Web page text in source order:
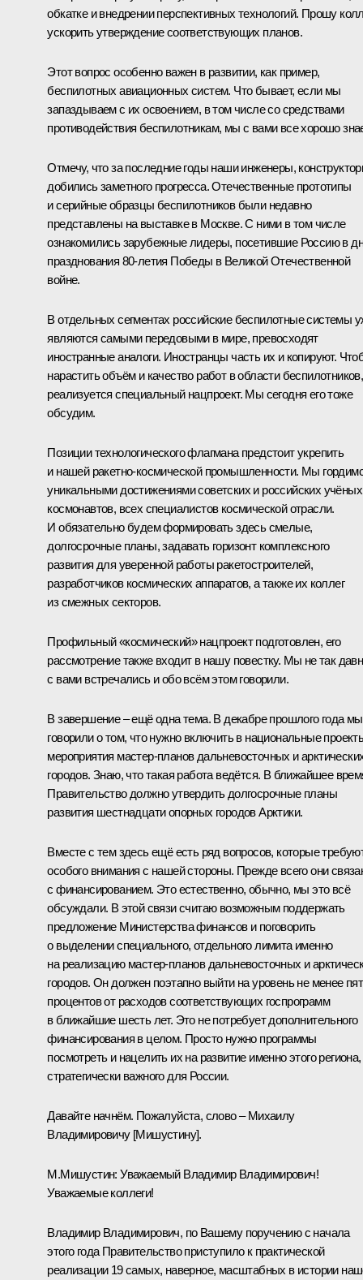
обкатке и внедрении перспективных технологий. Прошу
ускорить утверждение соответствующих планов.
Этот вопрос особенно важен в развитии, как пример,
беспилотных авиационных систем. Что бывает, если мы
запаздываем с их освоением, в том числе со средствами
противодействия беспилотникам, мы с вами все хорошо
Отмечу, что за последние годы наши инженеры,
добились заметного прогресса. Отечественные прототипы
и серийные образцы беспилотников были недавно
представлены на выставке в Москве. С ними в том числе
ознакомились зарубежные лидеры, посетившие Россию в
празднования 80-летия Победы в Великой Отечественной
войне.
В отдельных сегментах российские беспилотные системы
являются самыми передовыми в мире, превосходят
иностранные аналоги. Иностранцы часть их и копируют.
нарастить объём и качество работ в области беспилотников,
реализуется специальный нацпроект. Мы сегодня его тоже
обсудим.
Позиции технологического флагмана предстоит укрепить
и нашей ракетно-космической промышленности. Мы
уникальными достижениями советских и российских
космонавтов, всех специалистов космической отрасли.
И обязательно будем формировать здесь смелые,
долгосрочные планы, задавать горизонт комплексного
развития для уверенной работы ракетостроителей,
разработчиков космических аппаратов, а также их коллег
из смежных секторов.
Профильный «космический» нацпроект подготовлен, его
рассмотрение также входит в нашу повестку. Мы не так
с вами встречались и обо всём этом говорили.
В завершение – ещё одна тема. В декабре прошлого года мы
говорили о том, что нужно включить в национальные
мероприятия мастер-планов дальневосточных и
городов. Знаю, что такая работа ведётся. В ближайшее
Правительство должно утвердить долгосрочные планы
развития шестнадцати опорных городов Арктики.
Вместе с тем здесь ещё есть ряд вопросов, которые
особого внимания с нашей стороны. Прежде всего они
с финансированием. Это естественно, обычно, мы это всё
обсуждали. В этой связи считаю возможным поддержать
предложение Министерства финансов и поговорить
о выделении специального, отдельного лимита именно
на реализацию мастер-планов дальневосточных и
городов. Он должен поэтапно выйти на уровень не менее
процентов от расходов соответствующих госпрограмм
в ближайшие шесть лет. Это не потребует дополнительного
финансирования в целом. Просто нужно программы
посмотреть и нацелить их на развитие именно этого региона,
стратегически важного для России.
Давайте начнём. Пожалуйста, слово – Михаилу
Владимировичу [Мишустину].
М.Мишустин: Уважаемый Владимир Владимирович!
Уважаемые коллеги!
Владимир Владимирович, по Вашему поручению с начала
этого года Правительство приступило к практической
реализации 19 самых, наверное, масштабных в истории